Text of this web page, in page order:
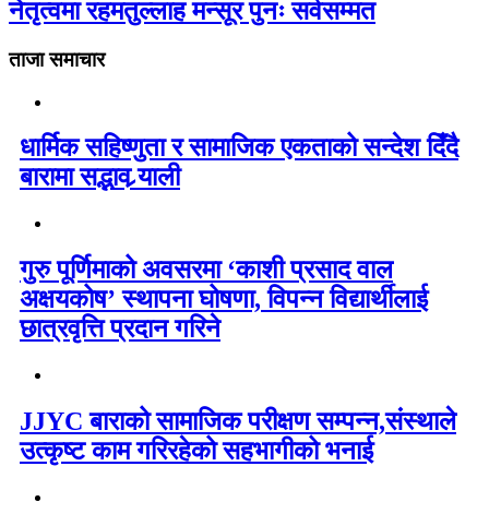
नेतृत्वमा रहमतुल्लाह मन्सूर पुनः सर्वसम्मत
ताजा समाचार
धार्मिक सहिष्णुता र सामाजिक एकताको सन्देश दिँदै
बारामा सद्भाव र्‍याली
गुरु पूर्णिमाको अवसरमा ‘काशी प्रसाद वाल
अक्षयकोष’ स्थापना घोषणा, विपन्न विद्यार्थीलाई
छात्रवृत्ति प्रदान गरिने
JJYC बाराको सामाजिक परीक्षण सम्पन्न,संस्थाले
उत्कृष्ट काम गरिरहेको सहभागीको भनाई